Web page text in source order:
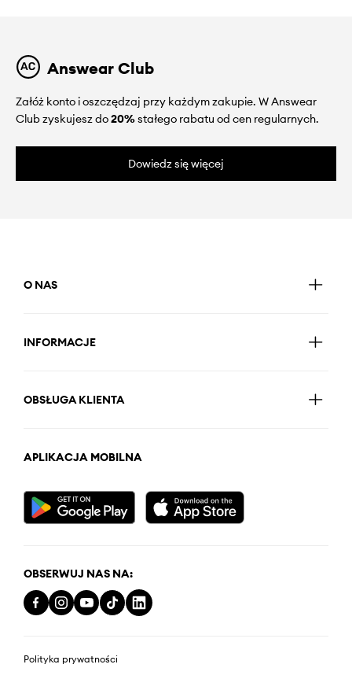
Answear Club
Załóż konto i oszczędzaj przy każdym zakupie. W Answear
Club zyskujesz do20%stałego rabatu od cen regularnych.
Dowiedz się więcej
O NAS
INFORMACJE
OBSŁUGA KLIENTA
APLIKACJA MOBILNA
OBSERWUJ NAS NA:
Polityka prywatności